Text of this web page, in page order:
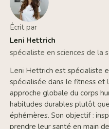
Écrit par
Leni Hettrich
spécialiste en sciences de la
Leni Hettrich est spécialiste
spécialisée dans le fitness et
approche globale du corps
habitudes durables plutôt
éphémères. Son objectif :
prendre leur santé en main